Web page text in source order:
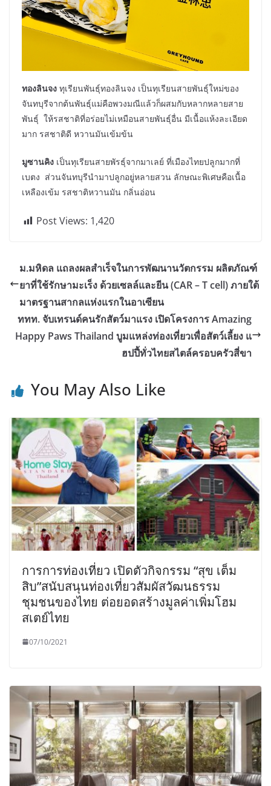
ทองลินจง ทุเรียนพันธุ์ทองลินจง เป็นทุเรียนสายพันธุ์ใหม่ของ
จันทบุรีจากต้นพันธุ์แม่คือพวงมณีแล้วก็ผสมกับหลากหลายสาย
พันธุ์ ให้รสชาติที่อร่อยไม่เหมือนสายพันธุ์อื่น มีเนื้อแห้งละเอียด
มาก รสชาติดี หวานมันเข้มข้น
มูซานคิง เป็นทุเรียนสายพัรธุ์จากมาเลย์ ที่เมืองไทยปลูกมากที่
เบตง ส่วนจันทบุรีนำมาปลูกอยู่หลายสวน ลักษณะพิเศษคือเนื้อ
เหลืองเข้ม รสชาติหวานมัน กลิ่นอ่อน
Post Views: 1,420
ม.มหิดล แถลงผลสำเร็จในการพัฒนานวัตกรรม ผลิตภัณฑ์
ยาที่ใช้รักษามะเร็ง ด้วยเซลล์และยีน (CAR – T cell) ภายใต้
มาตรฐานสากลแห่งแรกในอาเซียน
ททท. จับเทรนด์คนรักสัตว์มาแรง เปิดโครงการ Amazing
Happy Paws Thailand บูมแหล่งท่องเที่ยวเพื่อสัตว์เลี้ยง แ
ฮปปี้ทั่วไทยสไตล์ครอบครัวสี่ขา
You May Also Like
การการท่องเที่ยว เปิดตัวกิจกรรม “สุข เต็ม
สิบ”สนับสนุนท่องเที่ยวสัมผัสวัฒนธรรม
ชุมชนของไทย ต่อยอดสร้างมูลค่าเพิ่มโฮม
สเตย์ไทย
07/10/2021